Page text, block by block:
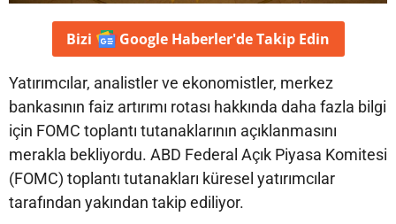
Bizi Google Haberler'deTakip Edin
Yatırımcılar, analistler ve ekonomistler, merkez
bankasının faiz artırımı rotası hakkında daha fazla bilgi
için FOMC toplantı tutanaklarının açıklanmasını
merakla bekliyordu. ABD Federal Açık Piyasa Komitesi
(FOMC) toplantı tutanakları küresel yatırımcılar
tarafından yakından takip ediliyor.